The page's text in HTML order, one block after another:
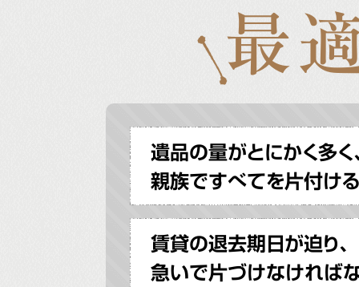
最
遺品の量がとにかく多く
親族ですべてを片付け
賃貸の退去期日が迫り、
急いで片づけなければ